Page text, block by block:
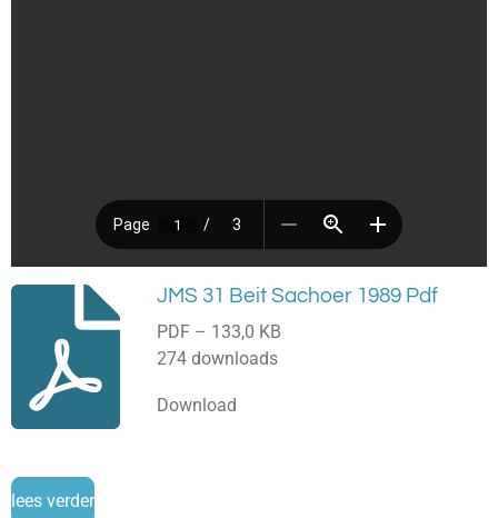
JMS 31 Beit Sachoer 1989 Pdf
PDF – 133,0 KB
274 downloads
Download
lees verder